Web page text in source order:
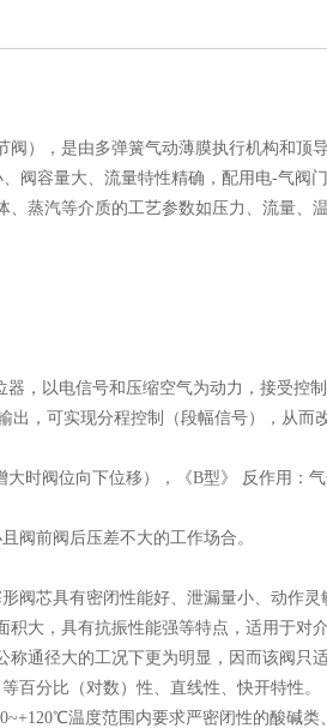
阀），是由多弹簧气动薄膜执行机构和顶
阀容量大、流量特性精确，配用电-气阀
蒸汽等介质的工艺参数如压力、流量、
，以电信号和压缩空气为动力，接受控
，可实现分程控制（段幅信号），从而
时阀位向下位移），《B型》 反作用：
阀前阀后压差不大的工作场合。
阀芯具有密闭性能好、泄漏量小、动作
大，具有抗振性能强等特点，适用于对
通径大的工况下更为明显，因而该阀只
百分比（对数）性、直线性、快开特性。
温度范围内要求严密闭性的酸碱类